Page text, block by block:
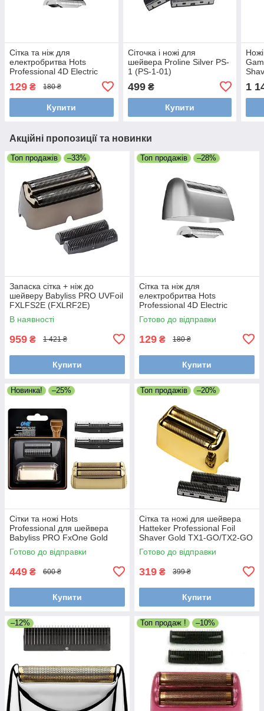
Сітка та ніж для
електробритва Hots
Professional 4D Electric
Shaver LK-1900 (LK-1900-
001)
129 ₴ 180 ₴
Купити
Сіточка і ножі для
шейвера Proline Silver PS-
1 (PS-1-01)
499₴
Купити
1
Акційні пропозиції та новинки
Топ продажів –33%
Запаска сітка + ніж до
шейверу Babyliss PRO UVFoil
FXLFS2E (FXLRF2E)
В наявності
959 ₴ 1 421 ₴
Купити
Топ продажів –28%
Сітка та ніж для
електробритва Hots
Professional 4D Electric
Shaver LK-1900 (LK-1900-
001)
Готово до відправки
129 ₴ 180 ₴
Купити
Новинка! –25%
Сітки та ножі Hots
Professional для шейвера
Babyliss PRO FxOne Gold
FX79FSGE (HP-FX79RF2GE)
Готово до відправки
449 ₴ 600 ₴
Купити
Топ продажів –20%
Сітка та ножі для шейвера
Hatteker Professional Foil
Shaver Gold TX1-GO/TX2-GO
(TX2-02-GO)
Готово до відправки
319 ₴ 399 ₴
Купити
–12% Топ продаж ! –10%